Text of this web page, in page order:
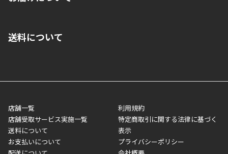
■代金引換(代引)※手数料がかかります
■商品によっては一部決済方法が使用できない場合がございま
す。
ご注文が確認出来次第、1～4営業日に発送いたします。「お取り
業日にてお引渡しとなります。(離島などの場合、例外もあります)
メーカー直送品など一部商品については、その他商品との購入に
制限がかかる場合がございます。また発送日についても、通常と
異なる場合がございます。対象商品の説明ページをご確認くださ
い。
送料について
店舗一覧
店舗受取サービス実施一覧
送料について
お支払いについて
利用規約
特定商取引に関する法律に基づく
表示
プライバシーポリシー